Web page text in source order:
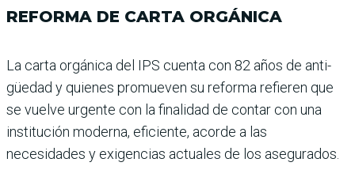
REFORMA DE CARTA ORGÁNICA
La carta orgánica del IPS cuenta con 82 años de anti­
güedad y quienes promue­ven su reforma refieren que
se vuelve urgente con la finalidad de contar con una
institución moderna, eficiente, acorde a las
necesidades y exigencias actuales de los asegurados.